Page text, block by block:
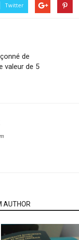
Twitter
de
valeur de 5
AUTHOR